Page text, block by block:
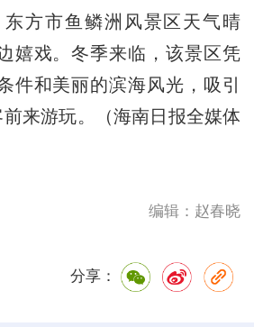
市鱼鳞洲风景区天气晴
嬉戏。冬季来临，该景区凭
件和美丽的滨海风光，吸引
前来游玩。（海南日报全媒体
编辑：赵春晓
分享：